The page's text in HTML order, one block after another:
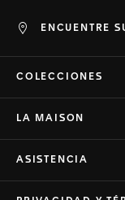
ENCUENTRE
COLECCIONES
LA MAISON
ASISTENCIA